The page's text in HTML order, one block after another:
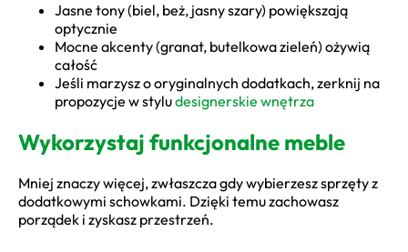
Jasne tony (biel, beż, jasny szary) powiększają
optycznie
Mocne akcenty (granat, butelkowa zieleń) ożywią
całość
Jeśli marzysz o oryginalnych dodatkach, zerknij na
propozycje w styludesignerskie wnętrza
Wykorzystaj funkcjonalne meble
Mniej znaczy więcej, zwłaszcza gdy wybierzesz sprzęty z
dodatkowymi schowkami. Dzięki temu zachowasz
porządek i zyskasz przestrzeń.